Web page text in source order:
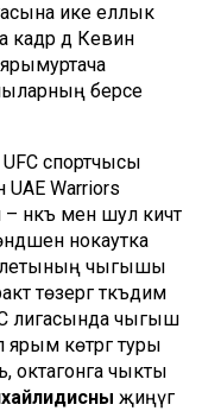
ике еллык
кадәр дә Кевин
берсе
спортчысы
UAE Warriors
– нәкъ менә шул кичтә
нокаутка
чыгышы
төзергә тәкъдим
лигасында чыгыш
көтәргә туры
октагонга чыкты
җиңүгә